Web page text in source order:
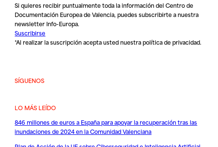
Si quieres recibir puntualmente toda la información del Centro de
Documentación Europea de Valencia, puedes subscribirte a nuestra
newsletter Info-Europa.
Suscribirse
*Al realizar la suscripción acepta usted nuestrapolítica de privacidad.
SÍGUENOS
LO MÁS LEÍDO
846 millones de euros a España para apoyar la recuperación tras las
inundaciones de 2024 en la Comunidad Valenciana